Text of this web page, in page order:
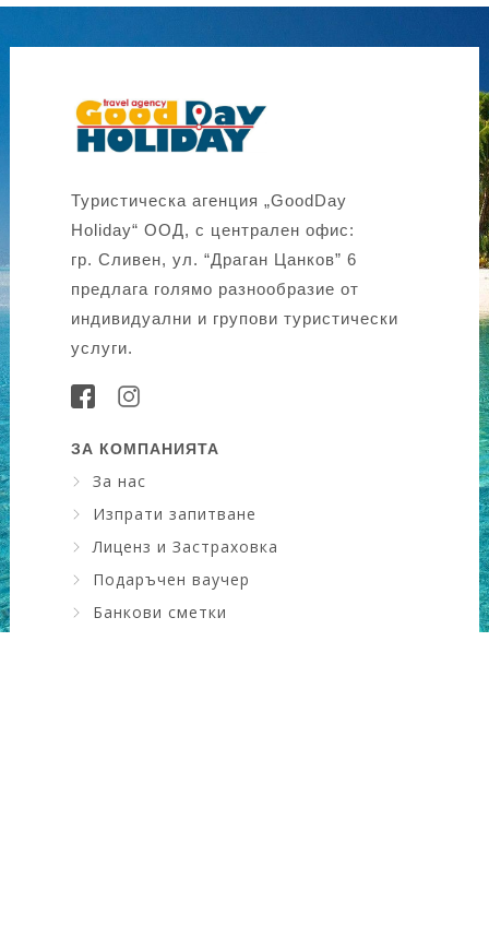
Туристическа агенция „GoodDay
Holiday“ ООД, с централен офис:
гр. Сливен, ул. “Драган Цанков” 6
предлага голямо разнообразие от
индивидуални и групови туристически
услуги.
ЗА КОМПАНИЯТА
За нас
Изпрати запитване
Лиценз и Застраховка
Подаръчен ваучер
Банкови сметки